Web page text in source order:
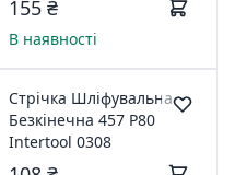
155 ₴
В наявності
Стрічка Шліфувальна
Безкінечна 457 Р80
Intertool 0308